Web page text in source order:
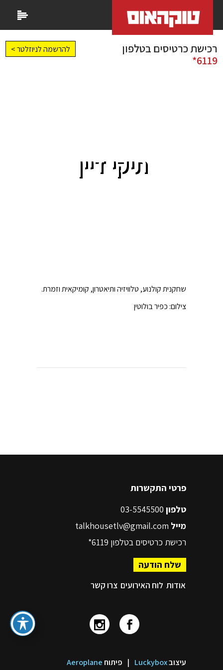
רכישת כרטיסים בטלפון
6119*
להרשמה לניוזלטר >
תיקי דיין
שחקנית קולנוע, טלוויזיה ותיאטרון, קומיקאית וזמרת.
צילום: כפיר בולוטין
פרטי התקשרות
טלפון
מייל talkhousetlv@gmail.com
רכישת כרטיסים בטלפון 6119*
שלח הודעה
אודות לוח האירועים צרו קשר
עיצובLuckybox
| פיתוח Aeroplane